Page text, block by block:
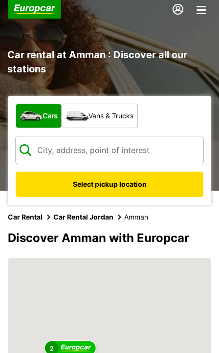
Car rental at Amman : Discover all our
stations
What type of vehicle?
Cars Vans & Trucks
Select pickup location
Car Rental Car Rental Jordan Amman
Discover Amman with Europcar
2